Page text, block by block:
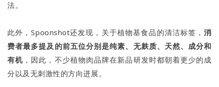
法。
此外，Spoonshot还发现，关于植物基食品的清洁标签，消
费者最多提及的前五位分别是纯素、无麸质、天然、成分和
有机 ，因此，不少植物肉品牌在新品研发时都朝着更少的成
分以及无刺激性的方向进展。